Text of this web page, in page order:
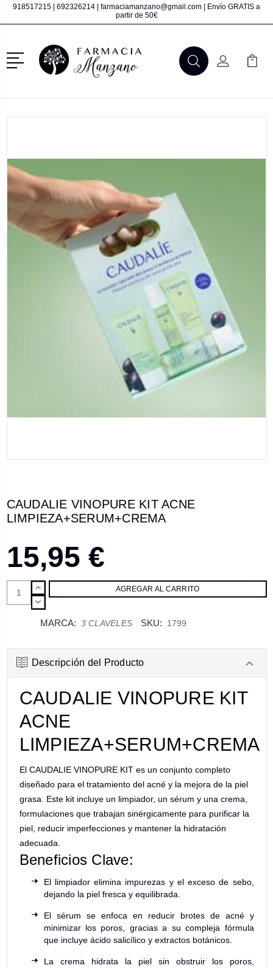
918517215 692326214 farmaciamanzano@gmail.com | Envío GRATIS a
partir de 50€
Menú
BuscarMi Cuenta
Mi
CAUDALIE VINOPURE KIT ACNE
LIMPIEZA+SERUM+CREMA
15,95 €
AUMENTAR
CANTIDAD:
DISMINUIR
MARCA: 3 CLAVELES SKU: 1799
Descripción del Producto
CAUDALIE VINOPURE KIT
ACNE
LIMPIEZA+SERUM+CREMA
El CAUDALIE VINOPURE KIT es un conjunto completo
diseñado para el tratamiento del acné y la mejora de la piel
grasa. Este kit incluye un limpiador, un sérum y una crema,
formulaciones que trabajan sinérgicamente para purificar la
piel, reducir imperfecciones y mantener la hidratación
adecuada.
Beneficios Clave:
El limpiador elimina impurezas y el exceso de sebo,
dejando la piel fresca y equilibrada.
El sérum se enfoca en reducir brotes de acné y
minimizar los poros, gracias a su compleja fórmula
que incluye ácido salicílico y extractos botánicos.
La crema hidrata la piel sin obstruir los poros,